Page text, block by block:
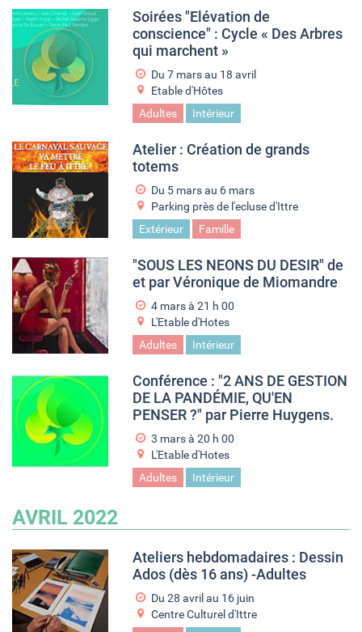
Soirées "Elévation de
conscience" : Cycle « Des Arbres
qui marchent »
Du 7 mars au 18 avril
Etable d'Hôtes
Adultes
Intérieur
Atelier : Création de grands
totems
Du 5 mars au 6 mars
Parking près de l'ecluse d'Ittre
Extérieur
Famille
"SOUS LES NEONS DU DESIR" de
et par Véronique de Miomandre
4 mars à 21 h 00
L'Etable d'Hotes
Adultes
Intérieur
Conférence : "2 ANS DE GESTION
DE LA PANDÉMIE, QU'EN
PENSER ?" par Pierre Huygens.
3 mars à 20 h 00
L'Etable d'Hotes
Adultes
Intérieur
AVRIL 2022
Ateliers hebdomadaires : Dessin
Ados (dès 16 ans) -Adultes
Du 28 avril au 16 juin
Centre Culturel d'Ittre